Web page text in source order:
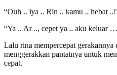
“Ouh .. iya .. Rin .. kamu .. hebat
“Ya .. Ar .., cepet ya .. aku keluar
Lalu rina mempercepat
menggerakkan pantatnya untuk
cepat.